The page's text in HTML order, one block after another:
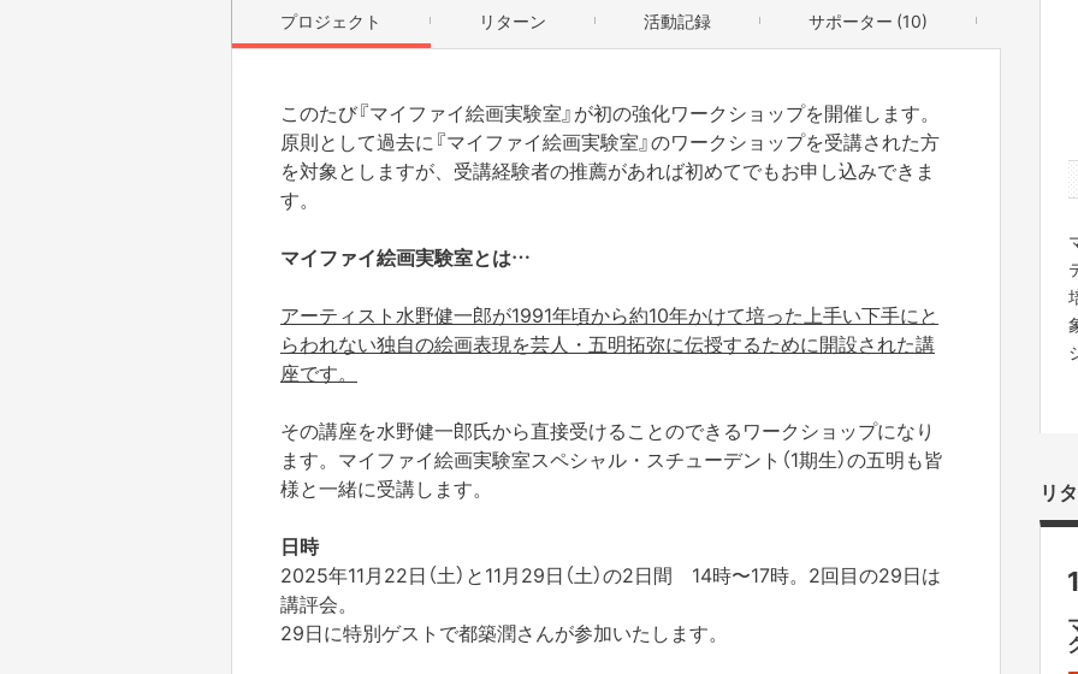
プロジェクト リターン 活動記録 サポーター (10)
このたび『マイファイ絵画実験室』が初の強化ワークショップを開催します。
原則として過去に『マイファイ絵画実験室』のワークショップを受講された方
を対象としますが、受講経験者の推薦があれば初めてでもお申し込みできま
す。
マイファイ絵画実験室とは…
アーティスト水野健一郎が1991年頃から約10年かけて培った上手い下手にと
らわれない独自の絵画表現を芸人・五明拓弥に伝授するために開設された講
座です。
その講座を水野健一郎氏から直接受けることのできるワークショップになり
ます。マイファイ絵画実験室スペシャル・スチューデント（1期生）の五明も皆
様と一緒に受講します。
日時
2025年11月22日（土）と11月29日（土）の2日間 14時〜17時。2回目の29日は
講評会。
29日に特別ゲストで都築潤さんが参加いたします。
リ